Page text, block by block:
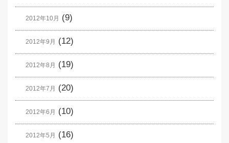
2012年10月 (9)
2012年9月 (12)
2012年8月 (19)
2012年7月 (20)
2012年6月 (10)
2012年5月 (16)